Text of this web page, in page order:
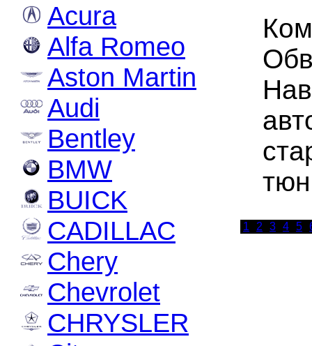
Acura
Alfa Romeo
Aston Martin
Audi
Bentley
BMW
BUICK
CADILLAC
Chery
Chevrolet
CHRYSLER
1 2 3 4 5